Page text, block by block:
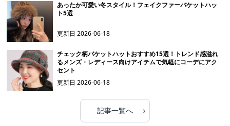
あったか可愛い冬スタイル！フェイクファーバケットハッ
ト5選
更新日2026-06-18
チェック柄バケットハットおすすめ15選！トレンド感溢れ
るメンズ・レディース向けアイテムで気軽にコーデにアク
セント
更新日2026-06-18
記事一覧へ ›